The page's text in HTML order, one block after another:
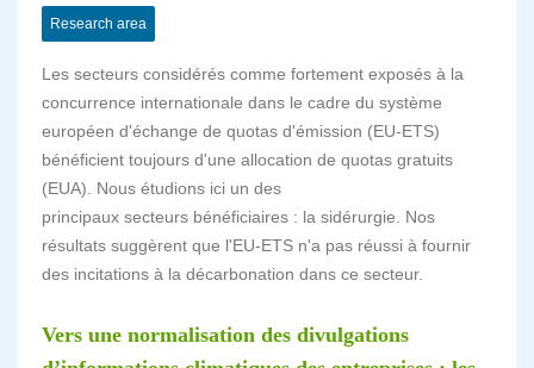
Research area
Les secteurs considérés comme fortement exposés à la
concurrence internationale dans le cadre du système
européen d'échange de quotas d'émission (EU-ETS)
bénéficient toujours d'une allocation de quotas gratuits
(EUA). Nous étudions ici un des
principaux secteurs bénéficiaires : la sidérurgie. Nos
résultats suggèrent que l'EU-ETS n'a pas réussi à fournir
des incitations à la décarbonation dans ce secteur.
Vers une normalisation des divulgations